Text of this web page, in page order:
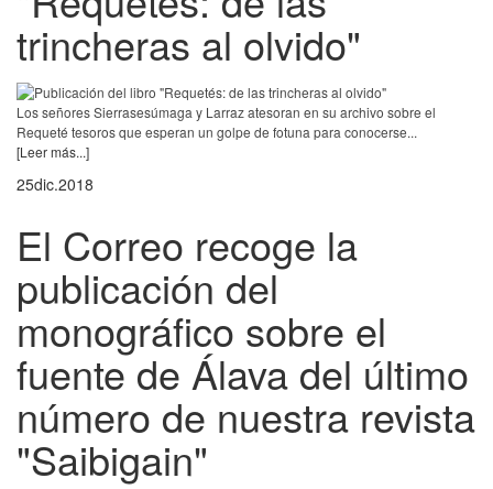
trincheras al olvido"
Los señores Sierrasesúmaga y Larraz atesoran en su archivo sobre el
Requeté tesoros que esperan un golpe de fotuna para conocerse...
[Leer más...]
25dic.2018
El Correo recoge la
publicación del
monográfico sobre el
fuente de Álava del último
número de nuestra revista
"Saibigain"